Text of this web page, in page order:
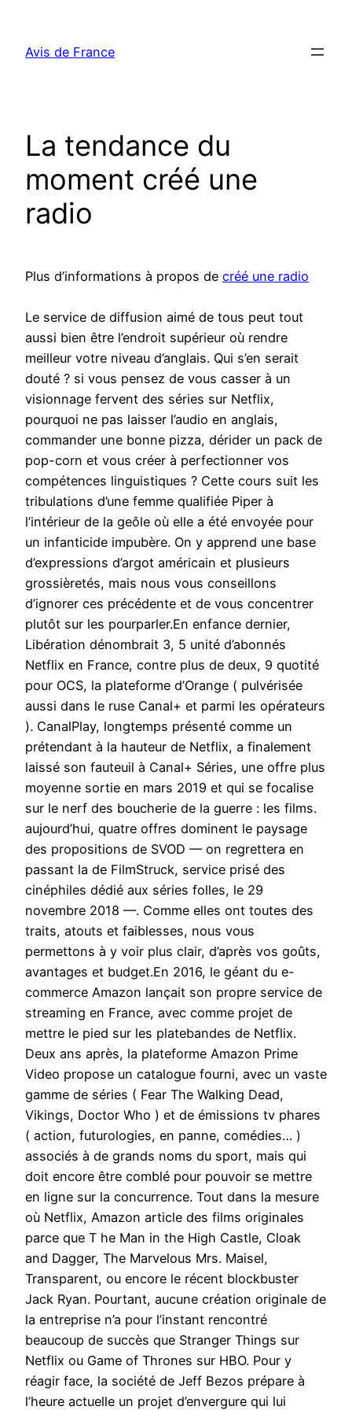
contenu
Avis de France
La tendance du
moment créé une
radio
Plus d’informations à propos de créé une radio
Le service de diffusion aimé de tous peut tout
aussi bien être l’endroit supérieur où rendre
meilleur votre niveau d’anglais. Qui s’en serait
douté ? si vous pensez de vous casser à un
visionnage fervent des séries sur Netflix,
pourquoi ne pas laisser l’audio en anglais,
commander une bonne pizza, dérider un pack de
pop-corn et vous créer à perfectionner vos
compétences linguistiques ? Cette cours suit les
tribulations d’une femme qualifiée Piper à
l’intérieur de la geôle où elle a été envoyée pour
un infanticide impubère. On y apprend une base
d’expressions d’argot américain et plusieurs
grossièretés, mais nous vous conseillons
d’ignorer ces précédente et de vous concentrer
plutôt sur les pourparler.En enfance dernier,
Libération dénombrait 3, 5 unité d’abonnés
Netflix en France, contre plus de deux, 9 quotité
pour OCS, la plateforme d’Orange ( pulvérisée
aussi dans le ruse Canal+ et parmi les opérateurs
). CanalPlay, longtemps présenté comme un
prétendant à la hauteur de Netflix, a finalement
laissé son fauteuil à Canal+ Séries, une offre plus
moyenne sortie en mars 2019 et qui se focalise
sur le nerf des boucherie de la guerre : les films.
aujourd’hui, quatre offres dominent le paysage
des propositions de SVOD — on regrettera en
passant la de FilmStruck, service prisé des
cinéphiles dédié aux séries folles, le 29
novembre 2018 —. Comme elles ont toutes des
traits, atouts et faiblesses, nous vous
permettons à y voir plus clair, d’après vos goûts,
avantages et budget.En 2016, le géant du e-
commerce Amazon lançait son propre service de
streaming en France, avec comme projet de
mettre le pied sur les platebandes de Netflix.
Deux ans après, la plateforme Amazon Prime
Video propose un catalogue fourni, avec un vaste
gamme de séries ( Fear The Walking Dead,
Vikings, Doctor Who ) et de émissions tv phares
( action, futurologies, en panne, comédies… )
associés à de grands noms du sport, mais qui
doit encore être comblé pour pouvoir se mettre
en ligne sur la concurrence. Tout dans la mesure
où Netflix, Amazon article des films originales
parce que T he Man in the High Castle, Cloak
and Dagger, The Marvelous Mrs. Maisel,
Transparent, ou encore le récent blockbuster
Jack Ryan. Pourtant, aucune création originale de
la entreprise n’a pour l’instant rencontré
beaucoup de succès que Stranger Things sur
Netflix ou Game of Thrones sur HBO. Pour y
réagir face, la société de Jeff Bezos prépare à
l’heure actuelle un projet d’envergure qui lui